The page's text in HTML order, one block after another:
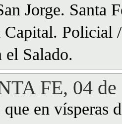
Jorge. Santa
Policial
el Salado.
FE, 04 de
en vísperas